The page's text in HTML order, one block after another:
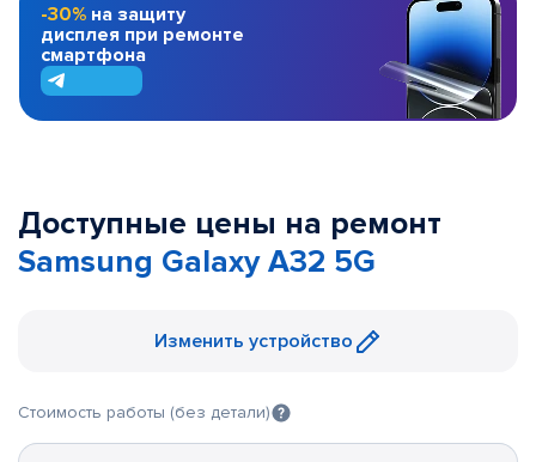
-30% на защиту
дисплея при ремонте
смартфона
Доступные цены на ремонт
Samsung Galaxy A32 5G
Изменить устройство
Стоимость работы (без детали)